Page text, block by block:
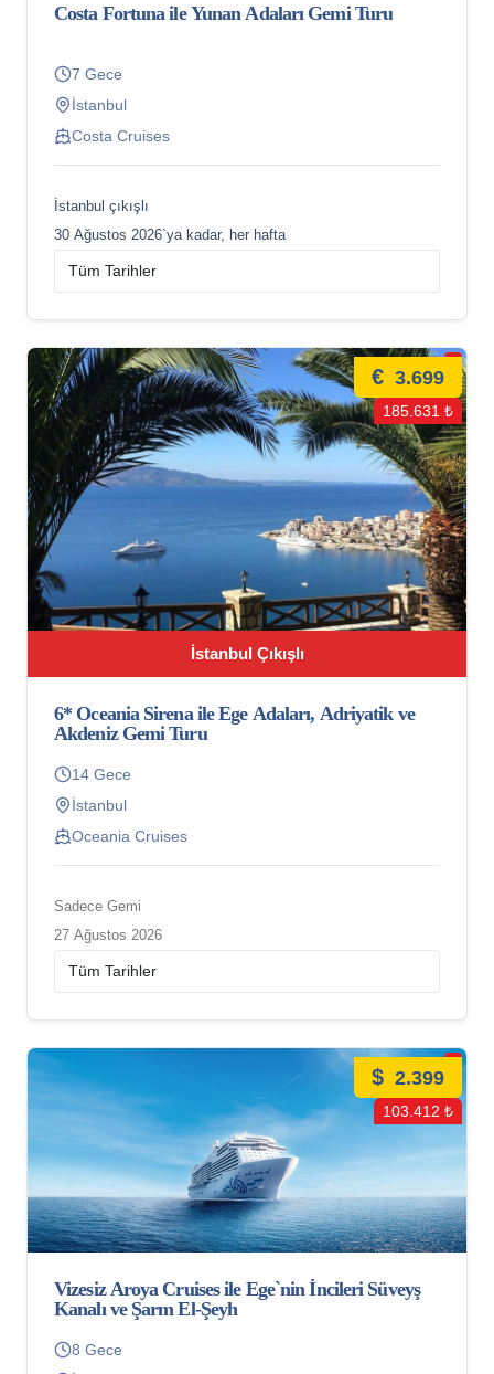
Costa Fortuna ile Yunan Adaları Gemi Turu
7 Gece
İstanbul
Costa Cruises
İstanbul çıkışlı
30 Ağustos 2026`ya kadar, her hafta
İstanbul Çıkışlı
€ 3.699
185.631 ₺
6* Oceania Sirena ile Ege Adaları, Adriyatik ve
Akdeniz Gemi Turu
14 Gece
İstanbul
Oceania Cruises
Sadece Gemi
27 Ağustos 2026
$ 2.399
103.412 ₺
Vizesiz Aroya Cruises ile Ege`nin İncileri Süveyş
Kanalı ve Şarm El-Şeyh
8 Gece